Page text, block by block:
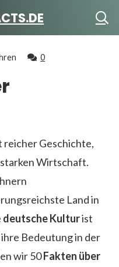
0
reicher Geschichte,
Wirtschaft.
Land in
deutsche Kulturist
Bedeutung in der
wir 50Fakten über